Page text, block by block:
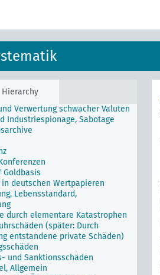
Hierarchy
und
und Schiebertum
und Bilanzierung, Allgemein
für Soziallasten
Verwertung schwacher Valuten
Industriespionage, Sabotage
Goldbasis
deutschen Wertpapieren
Lebensstandard,
durch elementare Katastrophen
(später: Durch
entstandene private Schäden)
und Sanktionsschäden
Allgemein